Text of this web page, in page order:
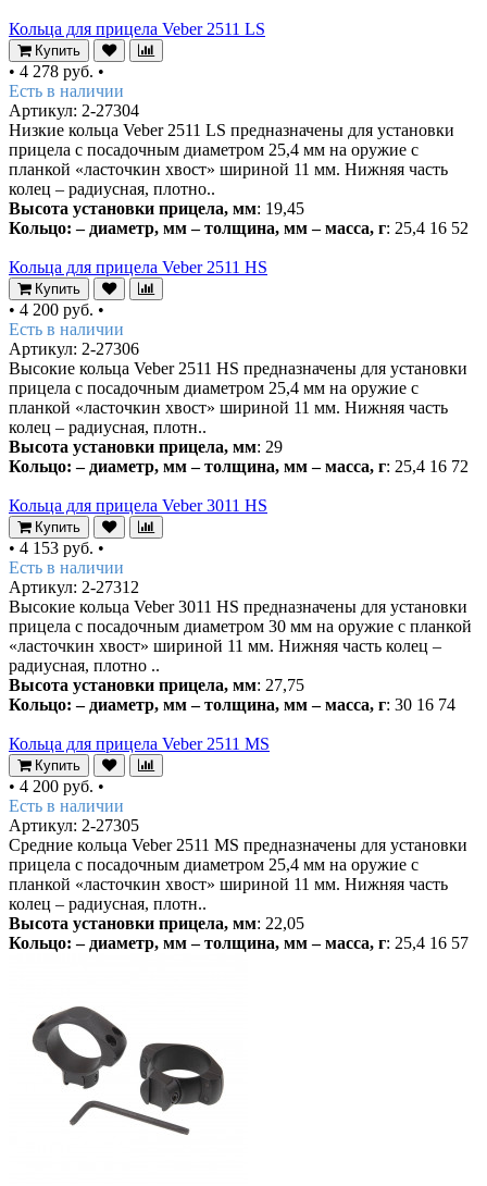
Кольца для прицела Veber 2511 LS
Купить
• 4 278 руб. •
Есть в наличии
Артикул: 2-27304
Низкие кольца Veber 2511 LS предназначены для установки
прицела с посадочным диаметром 25,4 мм на оружие с
планкой «ласточкин хвост» шириной 11 мм. Нижняя часть
колец – радиусная, плотно..
Высота установки прицела, мм: 19,45
Кольцо: – диаметр, мм – толщина, мм – масса, г: 25,4 16 52
Кольца для прицела Veber 2511 HS
Купить
• 4 200 руб. •
Есть в наличии
Артикул: 2-27306
Высокие кольца Veber 2511 НS предназначены для установки
прицела с посадочным диаметром 25,4 мм на оружие с
планкой «ласточкин хвост» шириной 11 мм. Нижняя часть
колец – радиусная, плотн..
Высота установки прицела, мм: 29
Кольцо: – диаметр, мм – толщина, мм – масса, г: 25,4 16 72
Кольца для прицела Veber 3011 HS
Купить
• 4 153 руб. •
Есть в наличии
Артикул: 2-27312
Высокие кольца Veber 3011 HS предназначены для установки
прицела с посадочным диаметром 30 мм на оружие с планкой
«ласточкин хвост» шириной 11 мм. Нижняя часть колец –
радиусная, плотно ..
Высота установки прицела, мм: 27,75
Кольцо: – диаметр, мм – толщина, мм – масса, г: 30 16 74
Кольца для прицела Veber 2511 MS
Купить
• 4 200 руб. •
Есть в наличии
Артикул: 2-27305
Средние кольца Veber 2511 MS предназначены для установки
прицела с посадочным диаметром 25,4 мм на оружие с
планкой «ласточкин хвост» шириной 11 мм. Нижняя часть
колец – радиусная, плотн..
Высота установки прицела, мм: 22,05
Кольцо: – диаметр, мм – толщина, мм – масса, г: 25,4 16 57